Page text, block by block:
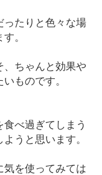
ったりと色々な場
。
、ちゃんと効果や
ものです。
べ過ぎてしまう
うと思います。
気を使ってみては